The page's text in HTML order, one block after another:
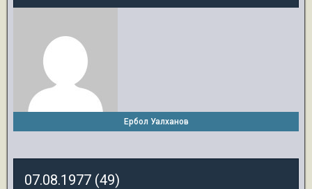
Ербол Уалханов
07.08.1977 (49)